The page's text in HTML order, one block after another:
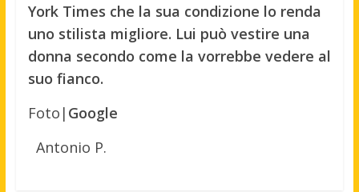
York Times che la sua condizione lo renda
uno stilista migliore. Lui può vestire una
donna secondo come la vorrebbe vedere al
suo fianco.
Foto| Google
Antonio P.